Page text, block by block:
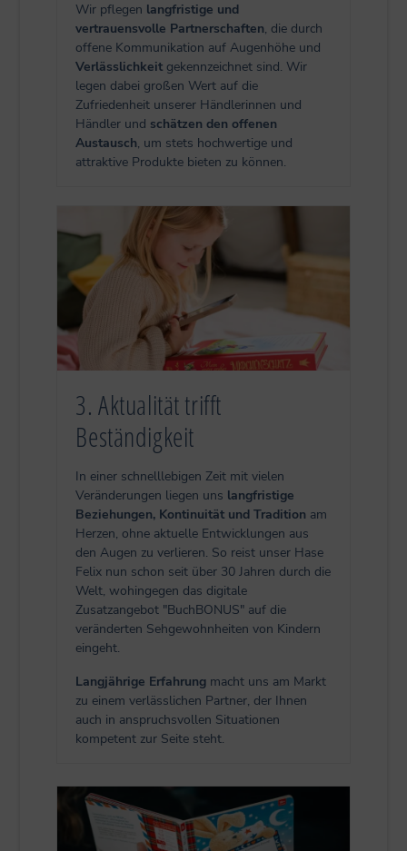
Wir pflegen langfristige und
vertrauensvolle Partnerschaften, die durch
offene Kommunikation auf Augenhöhe und
Verlässlichkeit gekennzeichnet sind. Wir
legen dabei großen Wert auf die
Zufriedenheit unserer Händlerinnen und
Händler und schätzen den offenen
Austausch, um stets hochwertige und
attraktive Produkte bieten zu können.
3. Aktualität trifft
Beständigkeit
In einer schnelllebigen Zeit mit vielen
Veränderungen liegen uns langfristige
Beziehungen, Kontinuität und Tradition am
Herzen, ohne aktuelle Entwicklungen aus
den Augen zu verlieren. So reist unser Hase
Felix nun schon seit über 30 Jahren durch die
Welt, wohingegen das digitale
Zusatzangebot "BuchBONUS" auf die
veränderten Sehgewohnheiten von Kindern
eingeht.
Langjährige Erfahrung macht uns am Markt
zu einem verlässlichen Partner, der Ihnen
auch in anspruchsvollen Situationen
kompetent zur Seite steht.